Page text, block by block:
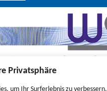
Privatsphäre
um Ihr Surferlebnis zu verbessern,